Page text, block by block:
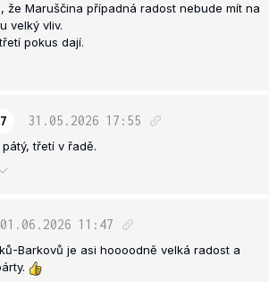
že Maruščina případná radost nebude mít na
velký vliv.
pokus dají.
31.05.2026 17:55
třetí v řadě.
01.06.2026 11:47
Barkovů je asi hoooodně velká radost a